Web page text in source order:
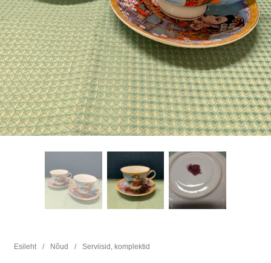
Esileht / Nõud / Serviisid, komplektid